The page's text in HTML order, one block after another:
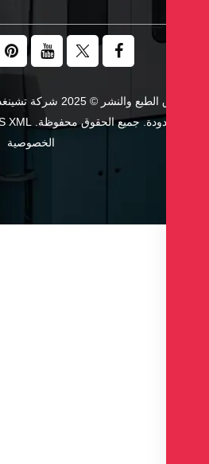
حقوق الطبع والنشر © 2025 شركة
جميع الحقوق محفوظة.
RSS XML
الخصوصية